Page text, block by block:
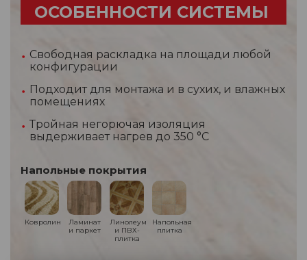
ОСОБЕННОСТИ СИСТЕМЫ
Свободная раскладка на площади любой
конфигурации
Подходит для монтажа и в сухих, и влажных
помещениях
Тройная негорючая изоляция
выдерживает нагрев до 350 °С
Напольные покрытия
Ковролин
Ламинат
и паркет
Линолеум
и ПВХ-
плитка
Напольная
плитка